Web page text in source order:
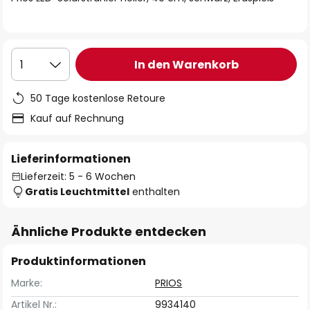
1 In den Warenkorb
50 Tage kostenlose Retoure
Kauf auf Rechnung
Lieferinformationen
Lieferzeit: 5 - 6 Wochen
Gratis Leuchtmittel enthalten
Ähnliche Produkte entdecken
Produktinformationen
Marke:
PRIOS
Artikel Nr.:
9934140